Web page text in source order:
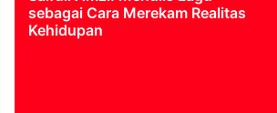
sebagai Cara Merekam Realitas
Kehidupan